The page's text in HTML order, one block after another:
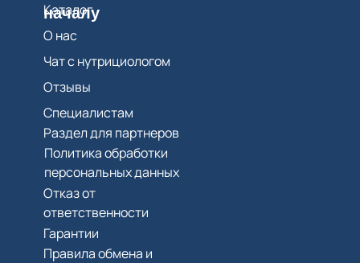
началу
Каталог
О нас
Чат с нутрициологом
Отзывы
Специалистам
Отказ от
ответственности
Гарантии
Правила обмена и
Раздел для партнеров
Политика обработки
персональных данных